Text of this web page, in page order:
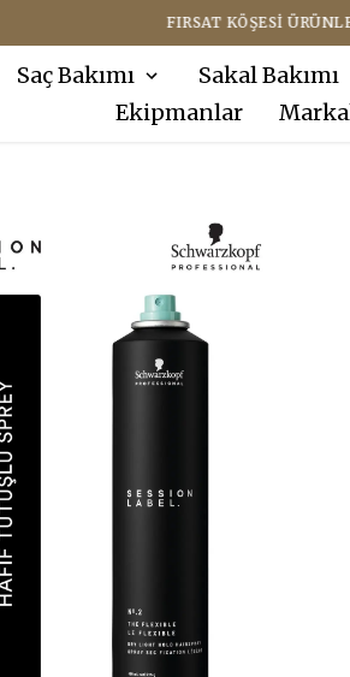
FIRSAT KÖŞESI ÜRÜNLERINDE SEPETTE
Saç Bakımı Sakal Bakımı
Ekipmanlar